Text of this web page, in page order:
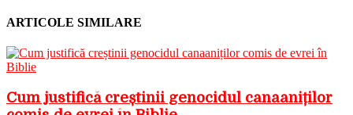
ARTICOLE SIMILARE
Cum justifică creștinii genocidul canaaniților